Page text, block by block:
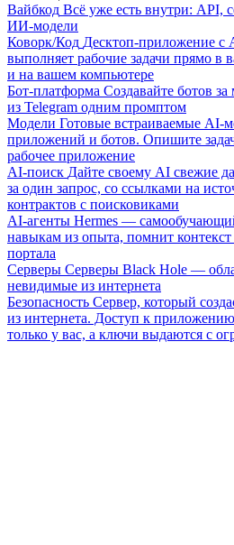
Вайбкод Всё уже есть внутри: API,
ИИ-модели
Коворк/Код Десктоп-приложение с
выполняет рабочие задачи прямо в
и на вашем компьютере
Бот-платформа Создавайте ботов
из Telegram одним промптом
Модели Готовые встраиваемые AI-
приложений и ботов. Опишите
рабочее приложение
AI-поиск Дайте своему AI свежие
за один запрос, со ссылками на
контрактов с поисковиками
AI-агенты Hermes —
навыкам из опыта, помнит
портала
Серверы Серверы Black Hole —
невидимые из интернета
Безопасность Сервер, который
из интернета. Доступ к
только у вас, а ключи выдаются с